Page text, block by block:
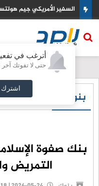
أترغب في
حتى لا تفوتك آخر
اشترك
السفير الأمريكي جيم
بنوك
بنك صفوة
التمريض